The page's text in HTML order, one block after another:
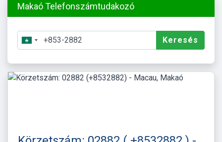
Makaó Telefonszámtudakozó
Keresés